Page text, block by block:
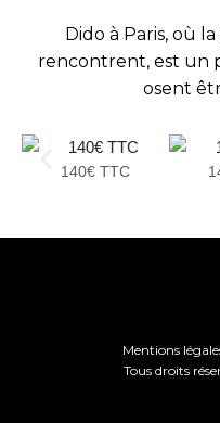
Dido à Paris, où
rencontrent, est un
osent
140€ TTC
Mentions
Tous droits